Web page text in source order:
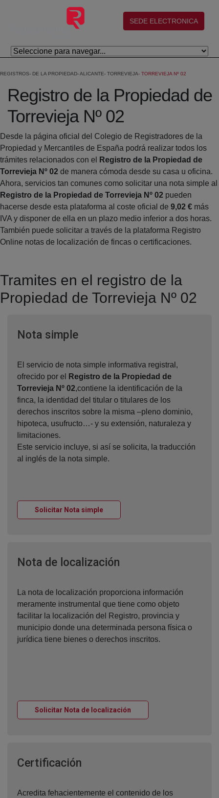
Saltar al contenido principal
(abre en nueva ventana)
SEDE ELECTRONICA
REGISTROS DE LA PROPIEDAD ALICANTE TORREVIEJA TORREVIEJA Nº 02
Registro de la Propiedad de
Torrevieja Nº 02
Desde la página oficial del Colegio de Registradores de la
Propiedad y Mercantiles de España podrá realizar todos los
trámites relacionados con el
Registro de la Propiedad de
Torrevieja Nº 02 de manera cómoda desde su casa u oficina.
Ahora, servicios tan comunes como solicitar una nota simple al
Registro de la Propiedad de Torrevieja Nº 02 pueden
hacerse desde esta plataforma al coste oficial de 9,02 € más
IVA y disponer de ella en un plazo medio inferior a dos horas.
También puede solicitar a través de la plataforma Registro
Online notas de localización de fincas o certificaciones.
Tramites en el registro de la
Propiedad de Torrevieja Nº 02
Nota simpleVentana nueva
El servicio de nota simple informativa registral,
ofrecido por el
Registro de la Propiedad de
Torrevieja Nº 02,contiene la identificación de la
finca, la identidad del titular o titulares de los
derechos inscritos sobre la misma –pleno dominio,
hipoteca, usufructo…- y su extensión, naturaleza y
limitaciones.
Este servicio incluye, si así se solicita, la traducción
al inglés de la nota simple.
Solicitar Nota simpleVentana nueva
Nota de localización
La nota de localización proporciona información
meramente instrumental que tiene como objeto
facilitar la localización del Registro, provincia y
municipio donde una determinada persona física o
jurídica tiene bienes o derechos inscritos.
Solicitar Nota de localización
Certificación
Acredita fehacientemente el contenido de los